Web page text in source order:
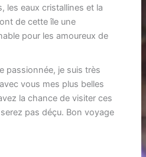
les eaux cristallines et la
de cette île une
pour les amoureux de
passionnée, je suis très
vous mes plus belles
la chance de visiter ces
pas déçu. Bon voyage